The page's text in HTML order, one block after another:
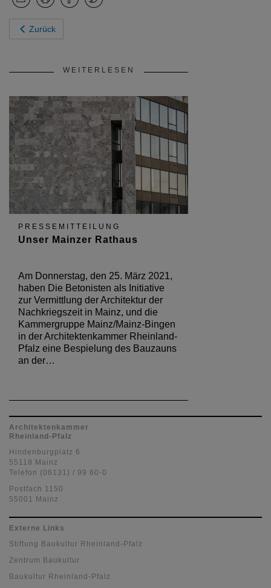
Zurück
WEITERLESEN
PRESSEMITTEILUNG
Unser Mainzer Rathaus
Am Donnerstag, den 25. März 2021,
haben Die Betonisten als Initiative
zur Vermittlung der Architektur der
Nachkriegszeit in Mainz, und die
Kammergruppe Mainz/Mainz-Bingen
in der Architektenkammer Rheinland-
Pfalz eine Bespielung des Bauzauns
an der…
Architektenkammer
Rheinland-Pfalz
Hindenburgplatz 6
55118 Mainz
Telefon (06131) / 99 60-0
Postfach 1150
55001 Mainz
Externe Links
Stiftung Baukultur Rheinland-Pfalz
Zentrum Baukultur
Baukultur Rheinland-Pfalz